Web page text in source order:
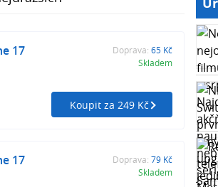
17
Doprava: 65 Kč
Skladem
Koupit za 249 Kč
17
Doprava: 79 Kč
Skladem